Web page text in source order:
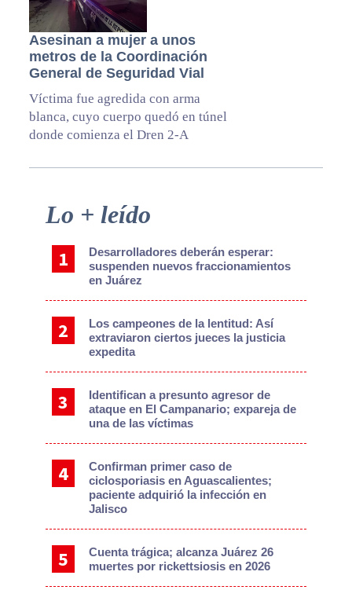
Asesinan a mujer a unos
metros de la Coordinación
General de Seguridad Vial
Víctima fue agredida con arma
blanca, cuyo cuerpo quedó en túnel
donde comienza el Dren 2-A
Primary
Lo + leído
Desarrolladores deberán esperar:
suspenden nuevos fraccionamientos
en Juárez
Los campeones de la lentitud: Así
extraviaron ciertos jueces la justicia
expedita
Identifican a presunto agresor de
ataque en El Campanario; expareja de
una de las víctimas
Confirman primer caso de
ciclosporiasis en Aguascalientes;
paciente adquirió la infección en
Jalisco
Cuenta trágica; alcanza Juárez 26
muertes por rickettsiosis en 2026